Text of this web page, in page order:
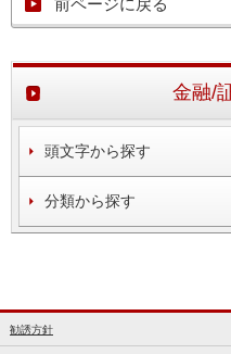
前ページに戻る
金融/
頭文字から探す
分類から探す
勧誘方針